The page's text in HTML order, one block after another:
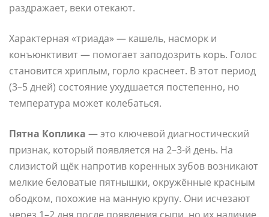
раздражает, веки отекают.
Характерная «триада» — кашель, насморк и
конъюнктивит — помогает заподозрить корь. Голос
становится хриплым, горло краснеет. В этот период
(3–5 дней) состояние ухудшается постепенно, но
температура может колебаться.
Пятна Коплика — это ключевой диагностический
признак, который появляется на 2–3-й день. На
слизистой щёк напротив коренных зубов возникают
мелкие беловатые пятнышки, окружённые красным
ободком, похожие на манную крупу. Они исчезают